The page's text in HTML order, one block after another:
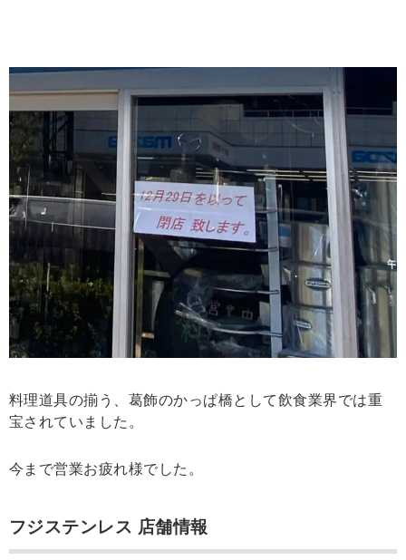
料理道具の揃う、葛飾のかっぱ橋として飲食業界では重
宝されていました。
今まで営業お疲れ様でした。
フジステンレス 店舗情報